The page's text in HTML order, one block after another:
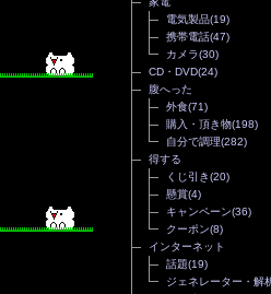
電気製品(19)
携帯電話(47)
カメラ(30)
CD・DVD(24)
腹へった
外食(71)
購入・頂き物(198)
自分で調理(282)
得する
くじ引き(20)
懸賞(4)
キャンペーン(36)
クーポン(8)
インターネット
話題(19)
ジェネレーター・解